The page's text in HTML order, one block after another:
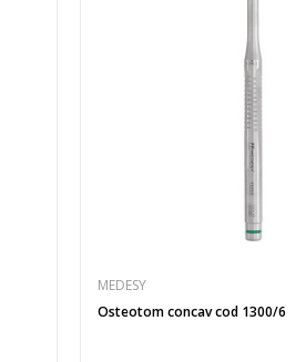
MEDESY
Osteotom concav cod 1300/6